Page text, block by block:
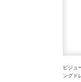
ビジュ
ングド